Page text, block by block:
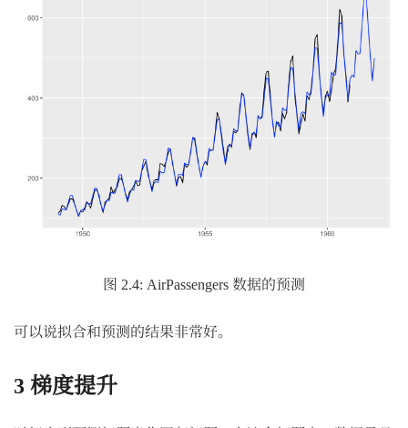
图 2.4: AirPassengers 数据的预测
可以说拟合和预测的结果非常好。
3梯度提升